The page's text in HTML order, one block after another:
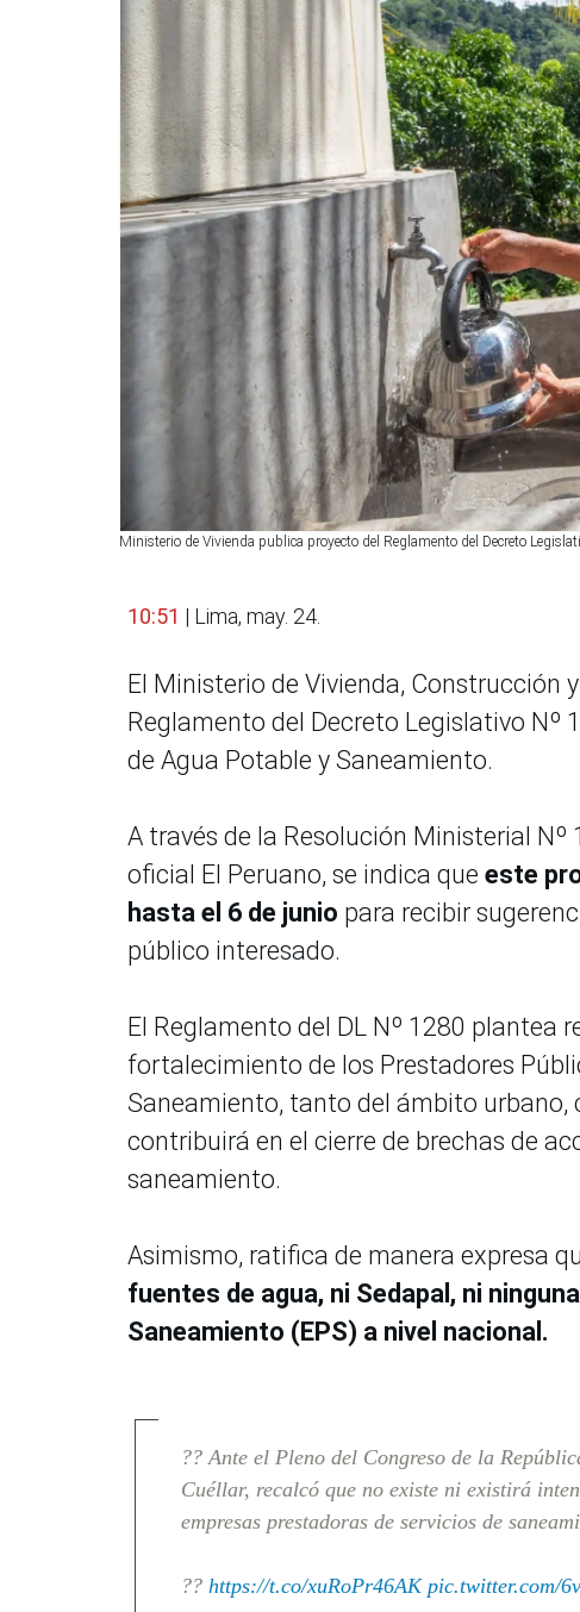
Ministerio de Vivienda publica proyecto del Reglamento del Decreto
10:51 | Lima, may. 24.
El Ministerio de Vivienda, Construcción
Reglamento del Decreto Legislativo Nº
de Agua Potable y Saneamiento.
A través de la Resolución Ministerial
oficial El Peruano, se indica que este
hasta el 6 de junio para recibir
público interesado.
El Reglamento del DL Nº 1280 plantea
fortalecimiento de los Prestadores
Saneamiento, tanto del ámbito urbano,
contribuirá en el cierre de brechas de
saneamiento.
Asimismo, ratifica de manera expresa
fuentes de agua, ni Sedapal, ni
Saneamiento (EPS) a nivel nacional.
?? Ante el Pleno del Congreso de la
Cuéllar, recalcó que no existe ni existirá
empresas prestadoras de servicios de
?? https://t.co/xuRoPr46AK pic.twitter.com/